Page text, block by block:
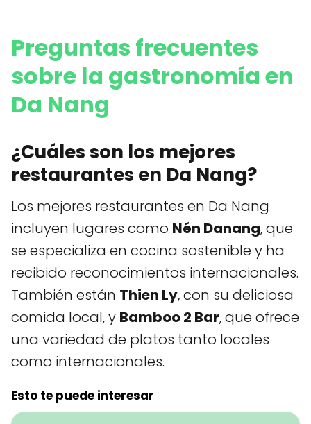
Preguntas frecuentes
sobre la gastronomía en
Da Nang
¿Cuáles son los mejores
restaurantes en Da Nang?
Los mejores restaurantes en Da Nang
incluyen lugares como Nén Danang, que
se especializa en cocina sostenible y ha
recibido reconocimientos internacionales.
También están Thien Ly, con su deliciosa
comida local, y Bamboo 2 Bar, que ofrece
una variedad de platos tanto locales
como internacionales.
Esto te puede interesar